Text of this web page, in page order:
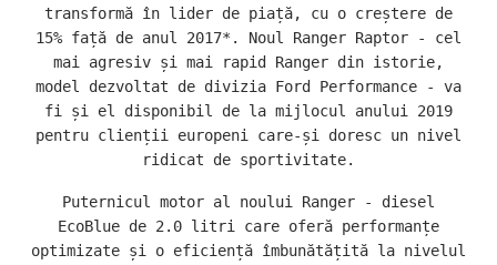
transformă în lider de piață, cu o creștere de
15% față de anul 2017*. Noul Ranger Raptor - cel
mai agresiv și mai rapid Ranger din istorie,
model dezvoltat de divizia Ford Performance - va
fi și el disponibil de la mijlocul anului 2019
pentru clienții europeni care-și doresc un nivel
ridicat de sportivitate.
Puternicul motor al noului Ranger - diesel
EcoBlue de 2.0 litri care oferă performanțe
optimizate și o eficiență îmbunătățită la nivelul